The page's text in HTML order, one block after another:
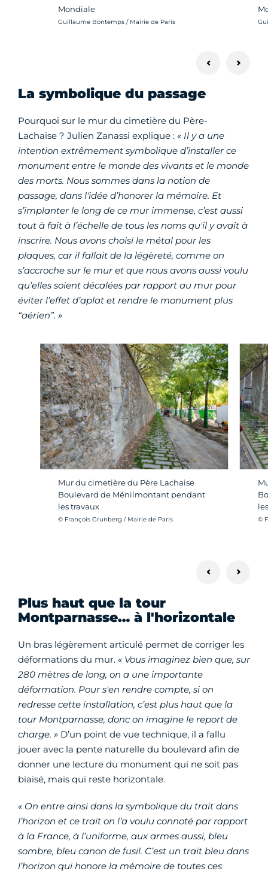
Mondiale
Crédit photo :
Guillaume Bontemps / Mairie de Paris
La symbolique du passage
Pourquoi sur le mur du cimetière du Père-
Lachaise ? Julien Zanassi explique : « Il y a une
intention extrêmement symbolique d’installer ce
monument entre le monde des vivants et le monde
des morts. Nous sommes dans la notion de
passage, dans l'idée d’honorer la mémoire. Et
s’implanter le long de ce mur immense, c’est aussi
tout à fait à l’échelle de tous les noms qu'il y avait à
inscrire. Nous avons choisi le métal pour les
plaques, car il fallait de la légèreté, comme on
s’accroche sur le mur et que nous avons aussi voulu
qu’elles soient décalées par rapport au mur pour
éviter l’effet d’aplat et rendre le monument plus
“aérien”. »
Mur du cimetière du Père Lachaise
Boulevard de Ménilmontant pendant
les travaux
Crédit photo :
© François Grunberg / Mairie de Paris ©
Plus haut que la tour
Montparnasse… à l'horizontale
Un bras légèrement articulé permet de corriger les
déformations du mur. « Vous imaginez bien que, sur
280 mètres de long, on a une importante
déformation. Pour s'en rendre compte, si on
redresse cette installation, c’est plus haut que la
tour Montparnasse, donc on imagine le report de
charge. » D’un point de vue technique, il a fallu
jouer avec la pente naturelle du boulevard afin de
donner une lecture du monument qui ne soit pas
biaisé, mais qui reste horizontale.
« On entre ainsi dans la symbolique du trait dans
l’horizon et ce trait on l’a voulu connoté par rapport
à la France, à l’uniforme, aux armes aussi, bleu
sombre, bleu canon de fusil. C’est un trait bleu dans
l’horizon qui honore la mémoire de toutes ces